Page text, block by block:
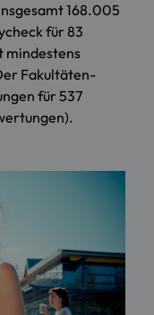
168.005
für 83
mindestens
Fakultäten-
für 537